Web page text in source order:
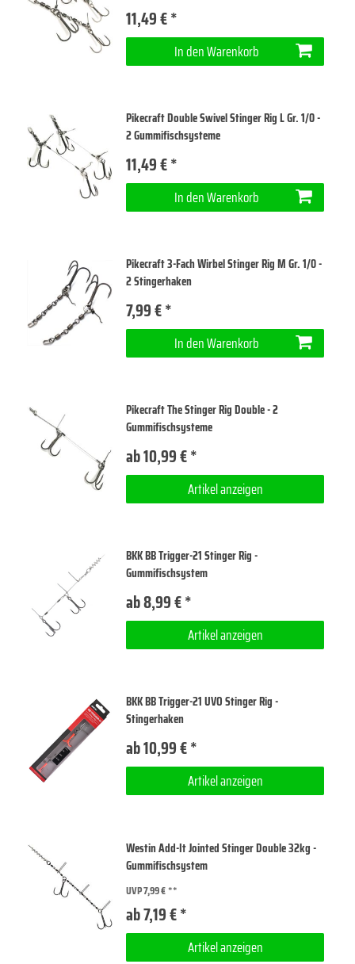
11,49 € *
In den Warenkorb
Pikecraft Double Swivel Stinger Rig L Gr. 1/0 -
2 Gummifischsysteme
11,49 € *
In den Warenkorb
Pikecraft 3-Fach Wirbel Stinger Rig M Gr. 1/0 -
2 Stingerhaken
7,99 € *
In den Warenkorb
Pikecraft The Stinger Rig Double - 2
Gummifischsysteme
ab 10,99 € *
Artikel anzeigen
BKK BB Trigger-21 Stinger Rig -
Gummifischsystem
ab 8,99 € *
Artikel anzeigen
BKK BB Trigger-21 UVO Stinger Rig -
Stingerhaken
ab 10,99 € *
Artikel anzeigen
Westin Add-It Jointed Stinger Double 32kg -
Gummifischsystem
UVP 7,99 €
ab 7,19 € *
Artikel anzeigen